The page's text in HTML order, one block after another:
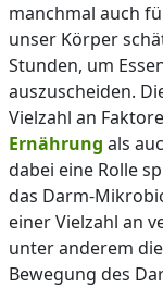
manchmal auch
unser Körper
Stunden, um
auszuscheiden.
Vielzahl an
Ernährung als
dabei eine Rolle
das Darm-
einer Vielzahl an
unter anderem
Bewegung des